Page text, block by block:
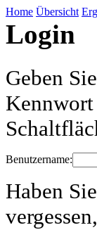
Home Übersicht
Login
Geben
Benutzername:
Haben